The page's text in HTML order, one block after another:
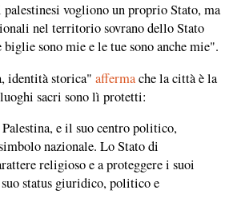
vogliono un proprio Stato, ma
nel territorio sovrano dello Stato
sono mie e le tue sono anche mie".
identità storica" affermache la città è la
sacri sono lì protetti:
e il suo centro politico,
nazionale. Lo Stato di
religioso e a proteggere i suoi
status giuridico, politico e